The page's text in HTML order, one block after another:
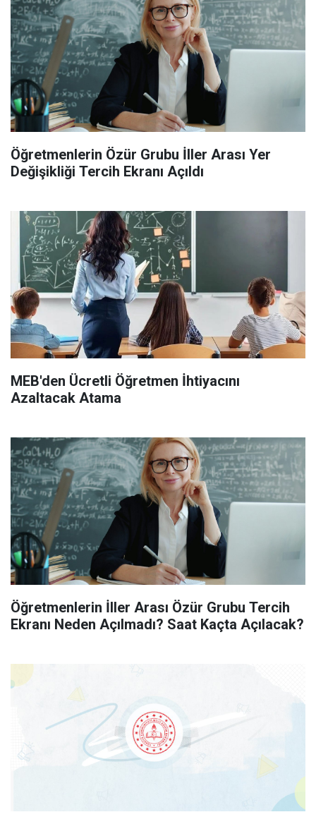
Öğretmenlerin Özür Grubu İller Arası Yer
Değişikliği Tercih Ekranı Açıldı
MEB'den Ücretli Öğretmen İhtiyacını
Azaltacak Atama
Öğretmenlerin İller Arası Özür Grubu Tercih
Ekranı Neden Açılmadı? Saat Kaçta Açılacak?